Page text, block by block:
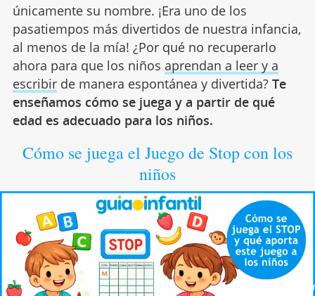
únicamente su nombre. ¡Era uno de los
pasatiempos más divertidos de nuestra infancia,
al menos de la mía! ¿Por qué no recuperarlo
ahora para que los niños aprendan a leer y a
escribirde manera espontánea y divertida? Te
enseñamos cómo se juega y a partir de qué
edad es adecuado para los niños.
Cómo se juega el Juego de Stop con los
niños